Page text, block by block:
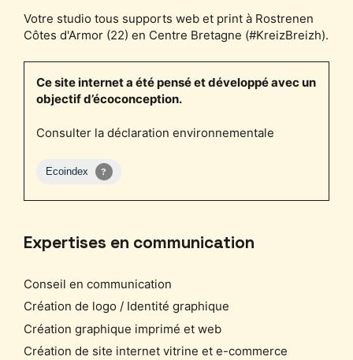
Votre studio tous supports web et print à Rostrenen
Côtes d'Armor (22) en Centre Bretagne (#KreizBreizh).
Ce site internet a été pensé et développé avec un
objectif d’écoconception.
Consulter la déclaration environnementale
Expertises en communication
Conseil en communication
Création de logo / Identité graphique
Création graphique imprimé et web
Création de site internet vitrine et e-commerce